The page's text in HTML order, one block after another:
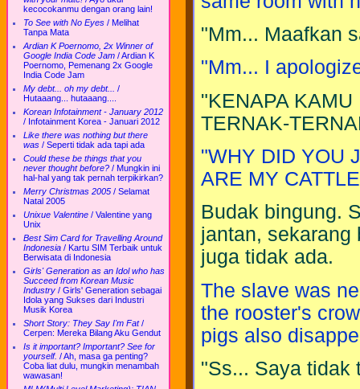
kecocokanmu dengan orang lain!
To See with No Eyes / Melihat
Tanpa Mata
Ardian K Poernomo, 2x Winner of
Google India Code Jam /Ardian K
Poernomo, Pemenang 2x Google
India Code Jam
My debt... oh my debt...
/
Hutaaang... hutaaang....
Korean Infotainment - January 2012
/ Infotainment Korea - Januari 2012
Like there was nothing but there
was / Seperti tidak ada tapi ada
Could these be things that you
never thought before? / Mungkin ini
hal-hal yang tak pernah terpikirkan?
Merry Christmas 2005 / Selamat
Natal 2005
Unixue Valentine / Valentine yang
Unix
Best Sim Card for Travelling Around
Indonesia / Kartu SIM Terbaik untuk
Berwisata di Indonesia
Girls' Generation as an Idol who has
Succeed from Korean Music
Industry / Girls' Generation sebagai
Idola yang Sukses dari Industri
Musik Korea
Short Story: They Say I'm Fat/
Cerpen: Mereka Bilang Aku Gendut
Is it important? Important? See for
yourself. /Ah, masa ga penting?
Coba liat dulu, mungkin menambah
wawasan!
"Mm... Maafkan
"Mm... I
"KENAPA
TERNAK-
"WHY DID YOU
ARE MY
Budak bingung.
jantan, sekarang
juga tidak ada.
The slave was
the rooster's
pigs also
"Ss... Saya tidak